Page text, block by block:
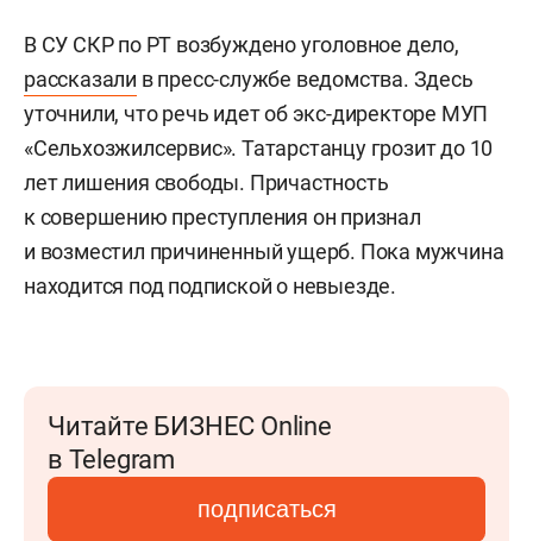
В СУ СКР по РТ возбуждено уголовное дело,
рассказали в пресс-службе ведомства. Здесь
уточнили, что речь идет об экс-директоре МУП
«Сельхозжилсервис». Татарстанцу грозит до 10
лет лишения свободы. Причастность
к совершению преступления он признал
и возместил причиненный ущерб. Пока мужчина
находится под подпиской о невыезде.
Читайте БИЗНЕС Online
в Telegram
подписаться